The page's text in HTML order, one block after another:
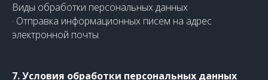
Виды обработки персональных данных
· Отправка информационных писем на адрес
электронной почты
7. Условия обработки персональных данных